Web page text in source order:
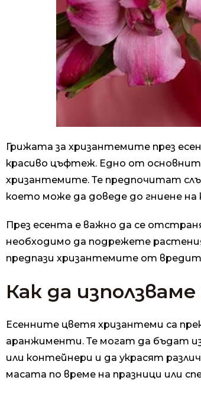
Грижата за хризантемите през
красиво цъфтеж. Едно от
хризантемите. Те предпочитат
което може да доведе до гниене на
През есента е важно да се
необходимо да подрежете
предпази хризантемите от
Как да
Есенните цветя хризантеми са
аранжименти. Те могат да бъдат
или контейнери и да украсят
масата по време на празници или